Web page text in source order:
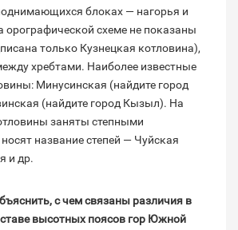
блоках — нагорья и
орографической схеме не показаны
только Кузнецкая котловина),
хребта­ми. Наиболее известные
Минусинская (найдите город
(найдите город Кы­зыл). На
заняты степными
название степей — Чуйская
и др.
с чем связаны различия в
высотных поясов гор Южной